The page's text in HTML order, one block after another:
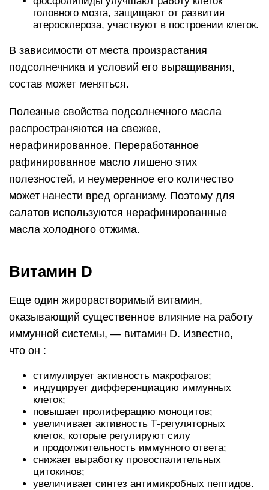
головного мозга, защищают от развития
атеросклероза, участвуют в построении клеток.
В зависимости от места произрастания
подсолнечника и условий его выращивания,
состав может меняться.
Полезные свойства подсолнечного масла
распространяются на свежее,
нерафинированное. Переработанное
рафинированное масло лишено этих
полезностей, и неумеренное его количество
может нанести вред организму. Поэтому для
салатов используются нерафинированные
масла холодного отжима.
Витамин D
Еще один жирорастворимый витамин,
оказывающий существенное влияние на работу
иммунной системы, — витамин D. Известно,
что он :
стимулирует активность макрофагов;
индуцирует дифференциацию иммунных
клеток;
повышает пролиферацию моноцитов;
увеличивает активность Т-регуляторных
клеток, которые регулируют силу
и продолжительность иммунного ответа;
снижает выработку провоспалительных
цитокинов;
увеличивает синтез антимикробных пептидов.